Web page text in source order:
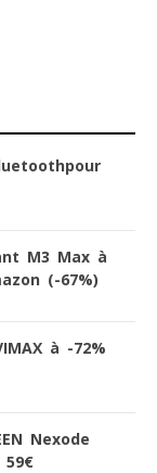
M3 Max à
(-67%)
à -72%
Nexode